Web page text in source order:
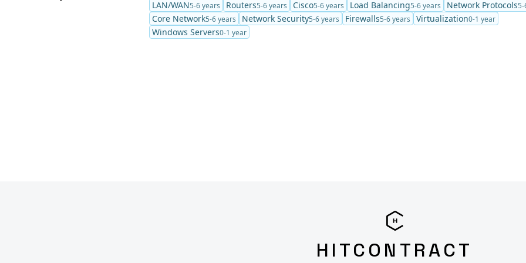
LAN/WAN5-6 years Routers5-6 years Cisco5-6 years Load Balancing5-6 years Network Protocols5-
Core Network5-6 years Network Security5-6 years Firewalls5-6 years Virtualization0-1 year
Windows Servers0-1 year
HITCONTRACT